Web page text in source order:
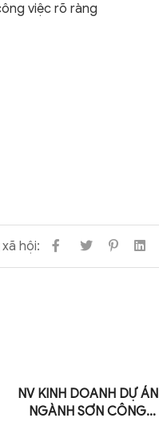
việc rõ ràng
hội:
NV KINH DOANH DỰ ÁN
NGÀNH SƠN CÔNG